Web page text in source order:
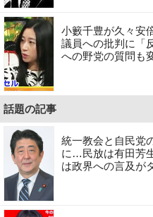
小籔千豊が久々安
議員への批判に「
への野党の質問も
話題の記事
統一教会と自民党
に…民放は有田芳
は政界への言及が